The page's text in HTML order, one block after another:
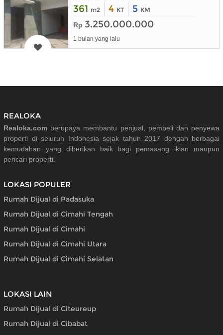
361 m2 4 KT 5 KM
Rp 3.250.000.000
1 bulan yang lalu
REALOKA
Realoka.com berupaya membantu penjual, pembeli dan penyewa
properti di seluruh Indonesia sejak tahun 2017 dengan berbagai
kemudahan yang diberikan baik bagi pemasang iklan maupun
pencari properti.
LOKASI POPULER
Rumah Dijual di Padasuka
Rumah Dijual di Cimahi Tengah
Rumah Dijual di Cimahi
Rumah Dijual di Cimahi Utara
Rumah Dijual di Cimahi Selatan
LOKASI LAIN
Rumah Dijual di Citeureup
Rumah Dijual di Cibabat